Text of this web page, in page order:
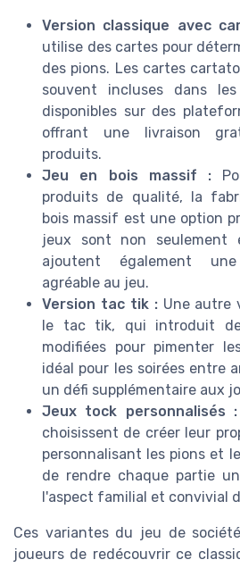
Version classique avec
utilise des cartes pour
des pions. Les cartes
souvent incluses dans
disponibles sur des
offrant une livraison
produits.
Jeu en bois massif :
produits de qualité, la
bois massif est une option
jeux sont non seulement
ajoutent également
agréable au jeu.
Version tac tik :Une autre
le tac tik, qui introduit
modifiées pour pimenter
idéal pour les soirées entre
un défi supplémentaire aux
Jeux tock personnalisés :
choisissent de créer leur
personnalisant les pions et
de rendre chaque partie
l'aspect familial et convivial
Ces variantes du jeu de
joueurs de redécouvrir ce